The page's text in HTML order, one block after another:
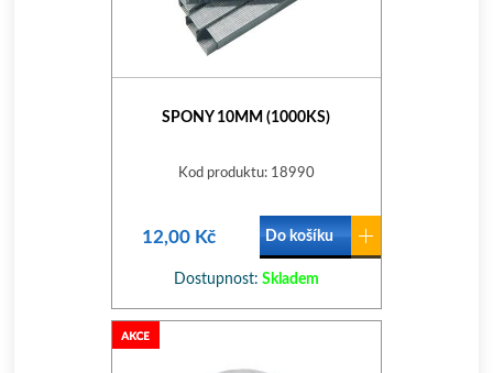
SPONY 10MM (1000KS)
Kod produktu: 18990
12,00 Kč Do košíku
Dostupnost: Skladem